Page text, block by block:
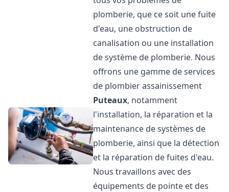
plomberie, que ce soit une fuite
d'eau, une obstruction de
canalisation ou une installation
de système de plomberie. Nous
offrons une gamme de services
de plombier assainissement
Puteaux, notamment
l'installation, la réparation et la
maintenance de systèmes de
plomberie, ainsi que la détection
et la réparation de fuites d'eau.
Nous travaillons avec des
équipements de pointe et des